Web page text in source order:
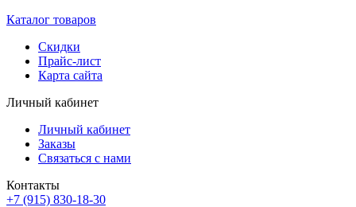
Каталог товаров
Скидки
Прайс-лист
Карта сайта
Личный кабинет
Личный кабинет
Заказы
Связаться с нами
Контакты
+7 (915) 830-18-30